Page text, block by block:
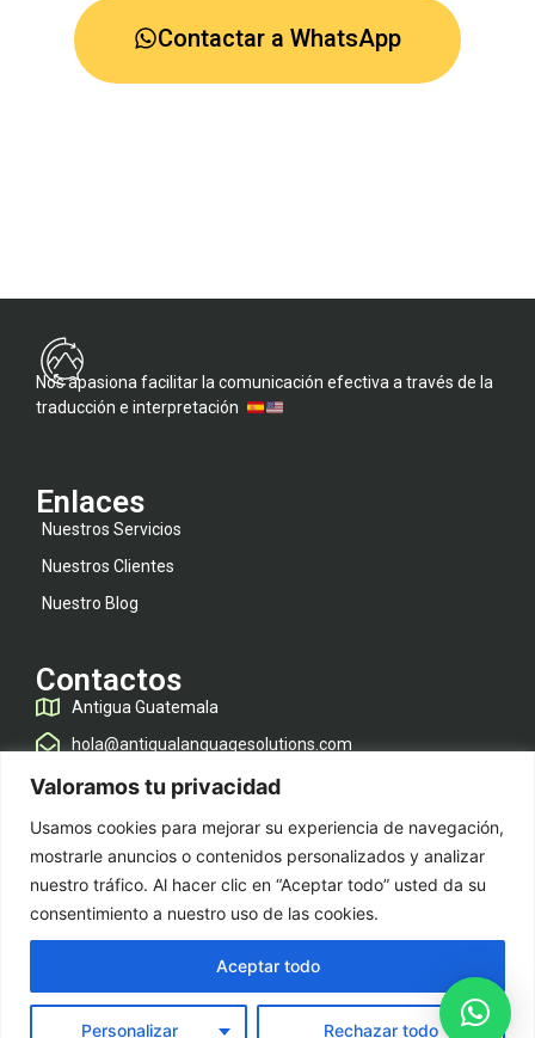
Valoramos tu privacidad
Usamos cookies para mejorar su experiencia de navegación,
mostrarle anuncios o contenidos personalizados y analizar
nuestro tráfico. Al hacer clic en “Aceptar todo” usted da su
consentimiento a nuestro uso de las cookies.
Personalizar Rechazar todo
Aceptar todo
Contactar a WhatsApp
Nos apasiona facilitar la comunicación efectiva a través de la
traducción e interpretación
Enlaces
Nuestros Servicios
Nuestros Clientes
Nuestro Blog
Contactos
Antigua Guatemala
hola@antigualanguagesolutions.com
@antigualanguagesolutions
Políticas
Política de privacidad
Política de cookies
Copyright ©2026 | ANTIGUA LANGUAGE SOLUTIONS